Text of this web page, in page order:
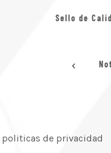
Sello de
politicas de privacidad